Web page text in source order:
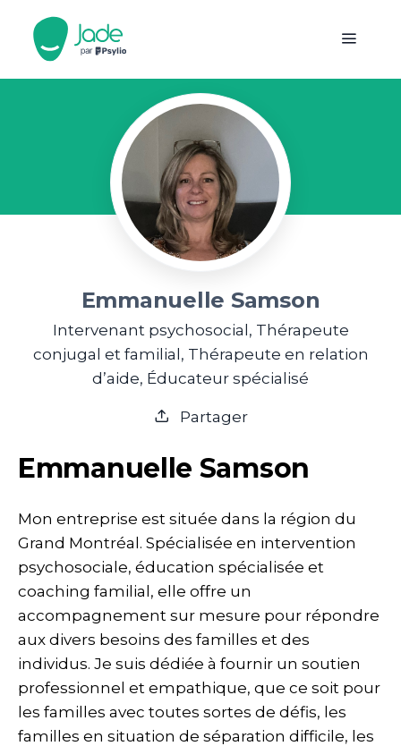
Emmanuelle Samson
Intervenant psychosocial, Thérapeute
conjugal et familial, Thérapeute en relation
d’aide, Éducateur spécialisé
Partager
Emmanuelle Samson
Mon entreprise est située dans la région du
Grand Montréal. Spécialisée en intervention
psychosociale, éducation spécialisée et
coaching familial, elle offre un
accompagnement sur mesure pour répondre
aux divers besoins des familles et des
individus. Je suis dédiée à fournir un soutien
professionnel et empathique, que ce soit pour
les familles avec toutes sortes de défis, les
familles en situation de séparation difficile, les